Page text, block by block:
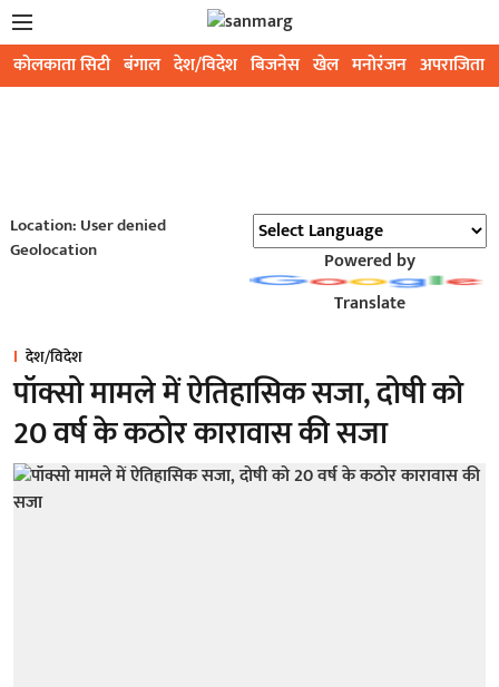
कोलकाता सिटी बंगाल देश/विदेश बिजनेस खेल मनोरंजन अपराजिता
Location: User denied
Geolocation
Powered by
Translate
देश/विदेश
पॉक्सो मामले में ऐतिहासिक सजा, दोषी को
20 वर्ष के कठोर कारावास की सजा